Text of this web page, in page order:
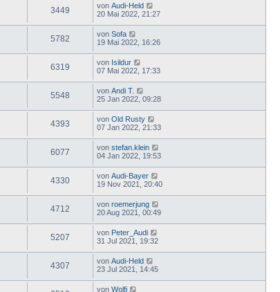
3449 von Audi-Held
20 Mai 2022, 21:27
5782 von Sofa
19 Mai 2022, 16:26
6319 von Isildur
07 Mai 2022, 17:33
5548 von Andi T.
25 Jan 2022, 09:28
4393 von Old Rusty
07 Jan 2022, 21:33
6077 von stefan.klein
04 Jan 2022, 19:53
4330 von Audi-Bayer
19 Nov 2021, 20:40
4712 von roemerjung
20 Aug 2021, 00:49
5207 von Peter_Audi
31 Jul 2021, 19:32
4307 von Audi-Held
23 Jul 2021, 14:45
von Wolfi